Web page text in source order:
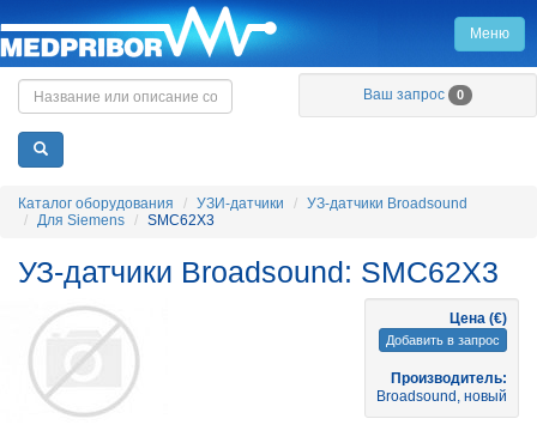
Главная
Меню
Ваш запрос 0
Каталог оборудования УЗИ-датчики
УЗ-датчики Broadsound
Для Siemens
SMC62X3
УЗ-датчики Broadsound: SMC62X3
Цена (€)
Добавить в запрос
Производитель:
Broadsound, новый